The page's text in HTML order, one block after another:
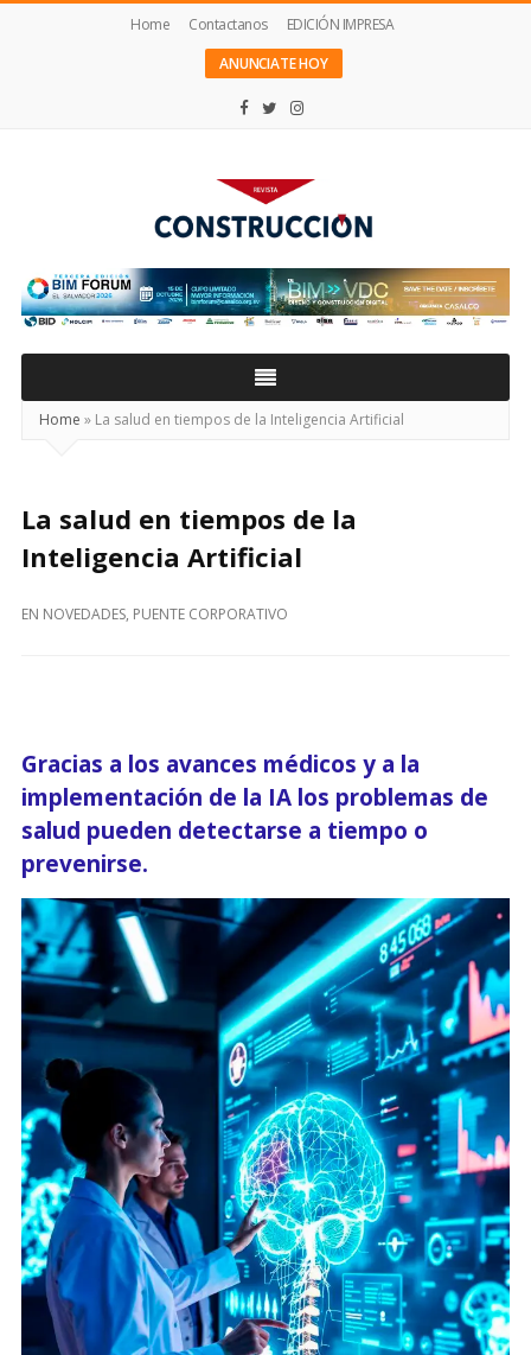
Home Contactanos
EDICIÓN IMPRESA
ANUNCIATE HOY
Construcción
Home » La salud en tiempos de la Inteligencia Artificial
La salud en tiempos de la
Inteligencia Artificial
EN NOVEDADES, PUENTE CORPORATIVO
Gracias a los avances médicos y a la
implementación de la IA los problemas de
salud pueden detectarse a tiempo o
prevenirse.